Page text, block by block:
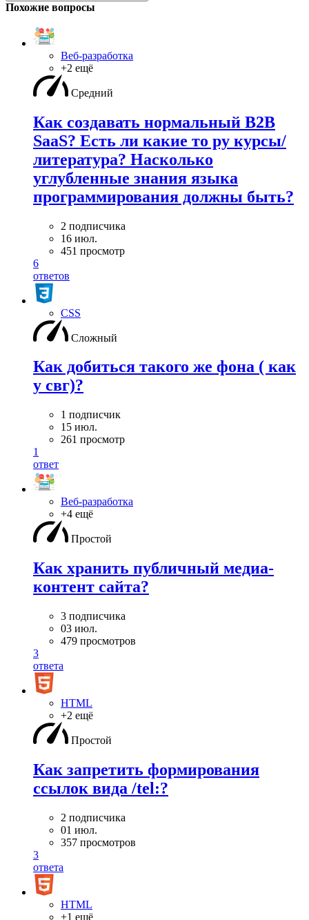
Похожие вопросы
Веб-разработка
+2 ещё
Средний
Как создавать нормальный B2B
SaaS? Есть ли какие то ру курсы/
литература? Насколько
углубленные знания языка
программирования должны быть?
2 подписчика
16 июл.
451 просмотр
6
ответов
CSS
Сложный
Как добиться такого же фона ( как
у свг)?
1 подписчик
15 июл.
261 просмотр
1
ответ
Веб-разработка
+4 ещё
Простой
Как хранить публичный медиа-
контент сайта?
3 подписчика
03 июл.
479 просмотров
3
ответа
HTML
+2 ещё
Простой
Как запретить формирования
ссылок вида /tel:?
2 подписчика
01 июл.
357 просмотров
3
ответа
HTML
+1 ещё